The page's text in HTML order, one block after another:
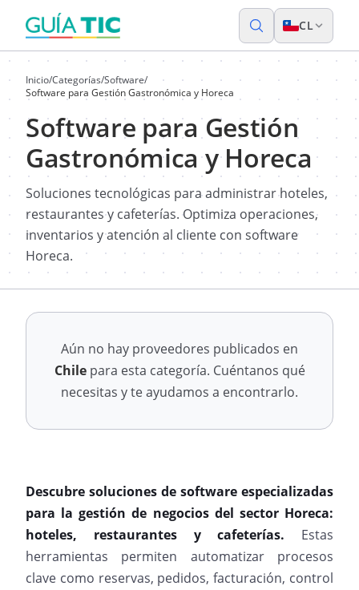
CL
Inicio/Categorías/Software/
Software para Gestión Gastronómica y Horeca
Software para Gestión
Gastronómica y Horeca
Soluciones tecnológicas para administrar hoteles,
restaurantes y cafeterías. Optimiza operaciones,
inventarios y atención al cliente con software
Horeca.
Aún no hay proveedores publicados en
Chilepara esta categoría. Cuéntanos qué
necesitas y te ayudamos a encontrarlo.
Descubre soluciones de software especializadas
para la gestión de negocios del sector Horeca:
hoteles, restaurantes y cafeterías. Estas
herramientas permiten automatizar procesos
clave como reservas, pedidos, facturación, control